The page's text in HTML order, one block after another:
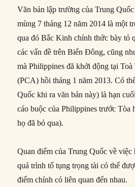
Văn bản lập trường của Trung
mùng 7 tháng 12 năm 2014 là một
qua đó Bắc Kinh chính thức bày tỏ
các vấn đề trên Biển Đông, cũng
mà Philippines đã khởi động tại
(PCA) hồi tháng 1 năm 2013. Có
Quốc khi ra văn bản này) là hạn
cáo buộc của Philippines trước Tòa
họ đã bỏ qua).
Quan điểm của Trung Quốc về
quá trình tố tụng trọng tài có thể
điểm chính có liên quan đến nhau.